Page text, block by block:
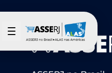
Saltar al contenido principal